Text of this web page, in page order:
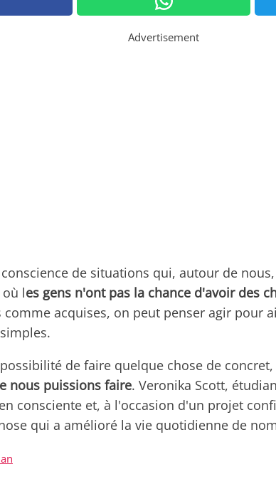
Advertisement
de situations qui, autour de
les gens n'ont pas la chance d'avoir des
comme acquises, on peut penser agir pour
de faire quelque chose de concret,
nous puissions faire. Veronika Scott,
consciente et, à l'occasion d'un projet
qui a amélioré la vie quotidienne de